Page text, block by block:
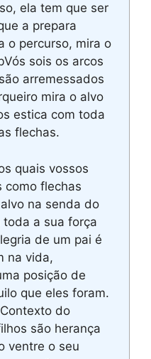
ela tem que ser
a prepara
o percurso, mira o
sois os arcos
arremessados
mira o alvo
estica com toda
flechas.
quais vossos
como flechas
na senda do
a sua força
de um pai é
na vida,
posição de
que eles foram.
do
são herança
ventre o seu